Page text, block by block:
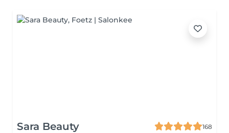
Sara Beauty
168